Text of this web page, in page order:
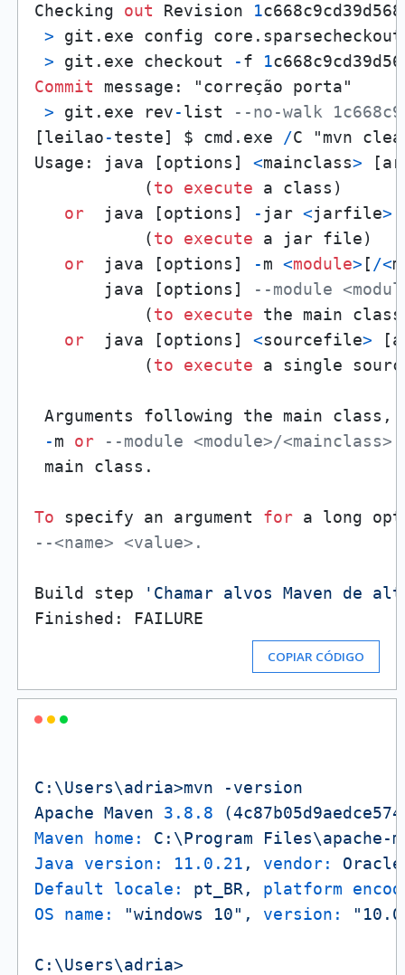
Checking out Revision 1
> git.exe config
> git.exe checkout -f 1
Commit message: "correção porta"
> git.exe rev-list
--no-walk
[leilao-teste] $ cmd.exe /C "mvn
Usage: java [options] <mainclass>
           (
to execute a class)
or
  java [options]
- jar <jarfile>
           (
to execute a jar file)
or
  java [options]
-m <module> [ /<
       java [options]
--module
           (
to execute the main
or
  java [options]
<sourcefile>
           (
to execute a single
Arguments following the main
-m or
--module <module>/
main class.
To specify an argument for a long
--<name> <value>.
Build step
'Chamar alvos Maven de
COPIAR CÓDIGO
C:\Users\adria>mvn
-version
Apache Maven 3.8 .8
Maven home:
C:\Program
Files\apache-
Java version:
11.0 .21 , vendor:
Oracle
Default locale:
pt_BR,
platform
OS name:
"windows 10" , version:
C:\Users\adria>